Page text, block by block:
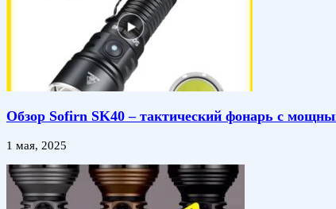
Обзор Sofirn SK40 – тактический фонарь с
1 мая, 2025